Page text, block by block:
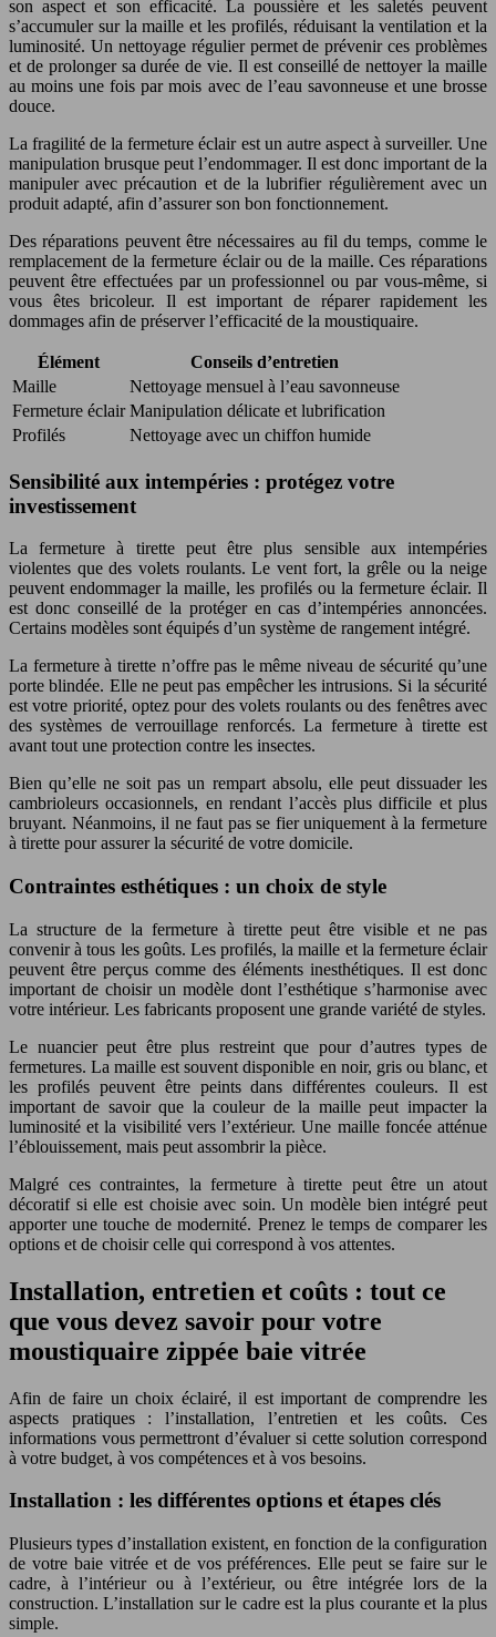
son aspect et son efficacité. La poussière et les saletés peuvent
s’accumuler sur la maille et les profilés, réduisant la ventilation et la
luminosité. Un nettoyage régulier permet de prévenir ces problèmes
et de prolonger sa durée de vie. Il est conseillé de nettoyer la maille
au moins une fois par mois avec de l’eau savonneuse et une brosse
douce.
La fragilité de la fermeture éclair est un autre aspect à surveiller. Une
manipulation brusque peut l’endommager. Il est donc important de la
manipuler avec précaution et de la lubrifier régulièrement avec un
produit adapté, afin d’assurer son bon fonctionnement.
Des réparations peuvent être nécessaires au fil du temps, comme le
remplacement de la fermeture éclair ou de la maille. Ces réparations
peuvent être effectuées par un professionnel ou par vous-même, si
vous êtes bricoleur. Il est important de réparer rapidement les
dommages afin de préserver l’efficacité de la moustiquaire.
Élément
Conseils d’entretien
Maille
Nettoyage mensuel à l’eau savonneuse
Fermeture éclair Manipulation délicate et lubrification
Profilés
Nettoyage avec un chiffon humide
Sensibilité aux intempéries : protégez votre
investissement
La fermeture à tirette peut être plus sensible aux intempéries
violentes que des volets roulants. Le vent fort, la grêle ou la neige
peuvent endommager la maille, les profilés ou la fermeture éclair. Il
est donc conseillé de la protéger en cas d’intempéries annoncées.
Certains modèles sont équipés d’un système de rangement intégré.
La fermeture à tirette n’offre pas le même niveau de sécurité qu’une
porte blindée. Elle ne peut pas empêcher les intrusions. Si la sécurité
est votre priorité, optez pour des volets roulants ou des fenêtres avec
des systèmes de verrouillage renforcés. La fermeture à tirette est
avant tout une protection contre les insectes.
Bien qu’elle ne soit pas un rempart absolu, elle peut dissuader les
cambrioleurs occasionnels, en rendant l’accès plus difficile et plus
bruyant. Néanmoins, il ne faut pas se fier uniquement à la fermeture
à tirette pour assurer la sécurité de votre domicile.
Contraintes esthétiques : un choix de style
La structure de la fermeture à tirette peut être visible et ne pas
convenir à tous les goûts. Les profilés, la maille et la fermeture éclair
peuvent être perçus comme des éléments inesthétiques. Il est donc
important de choisir un modèle dont l’esthétique s’harmonise avec
votre intérieur. Les fabricants proposent une grande variété de styles.
Le nuancier peut être plus restreint que pour d’autres types de
fermetures. La maille est souvent disponible en noir, gris ou blanc, et
les profilés peuvent être peints dans différentes couleurs. Il est
important de savoir que la couleur de la maille peut impacter la
luminosité et la visibilité vers l’extérieur. Une maille foncée atténue
l’éblouissement, mais peut assombrir la pièce.
Malgré ces contraintes, la fermeture à tirette peut être un atout
décoratif si elle est choisie avec soin. Un modèle bien intégré peut
apporter une touche de modernité. Prenez le temps de comparer les
options et de choisir celle qui correspond à vos attentes.
Installation, entretien et coûts : tout ce
que vous devez savoir pour votre
moustiquaire zippée baie vitrée
Afin de faire un choix éclairé, il est important de comprendre les
aspects pratiques : l’installation, l’entretien et les coûts. Ces
informations vous permettront d’évaluer si cette solution correspond
à votre budget, à vos compétences et à vos besoins.
Installation : les différentes options et étapes clés
Plusieurs types d’installation existent, en fonction de la configuration
de votre baie vitrée et de vos préférences. Elle peut se faire sur le
cadre, à l’intérieur ou à l’extérieur, ou être intégrée lors de la
construction. L’installation sur le cadre est la plus courante et la plus
simple.